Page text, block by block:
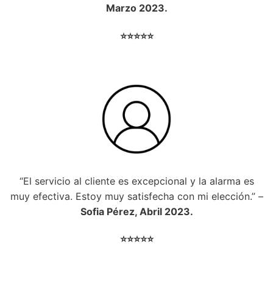
Marzo 2023.
⭐⭐⭐⭐⭐
“El servicio al cliente es excepcional y la alarma es
muy efectiva. Estoy muy satisfecha con mi elección.” –
Sofia Pérez, Abril 2023.
⭐⭐⭐⭐⭐